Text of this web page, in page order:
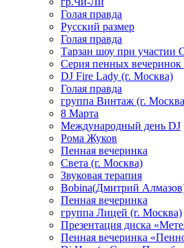
Голая правда
Русский размер
Голая правда
Тарзан шоу при участии
Серия пенных
DJ Fire Lady (г. Москва)
Голая правда
группа Винтаж (г.
8 Марта
Международный день DJ
Рома Жуков
Пенная вечеринка
Света (г. Москва)
Звуковая терапия
Bobina(Дмитрий
Пенная вечеринка
группа Лицей (г. Москва)
Презентация диска
Пенная вечеринка